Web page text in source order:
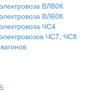
ВЛ80К
ВЛ60К
ЧС4
ЧС7, ЧС8